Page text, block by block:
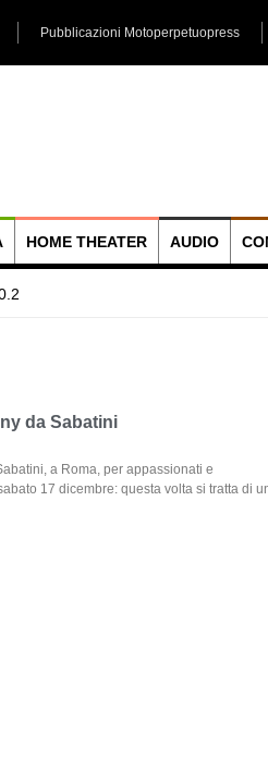
Pubblicazioni Motoperpetuopress
HOME THEATER AUDIO
ad hoc
da Sabatini
a Roma, per appassionati e
17 dicembre: questa volta si tratta di